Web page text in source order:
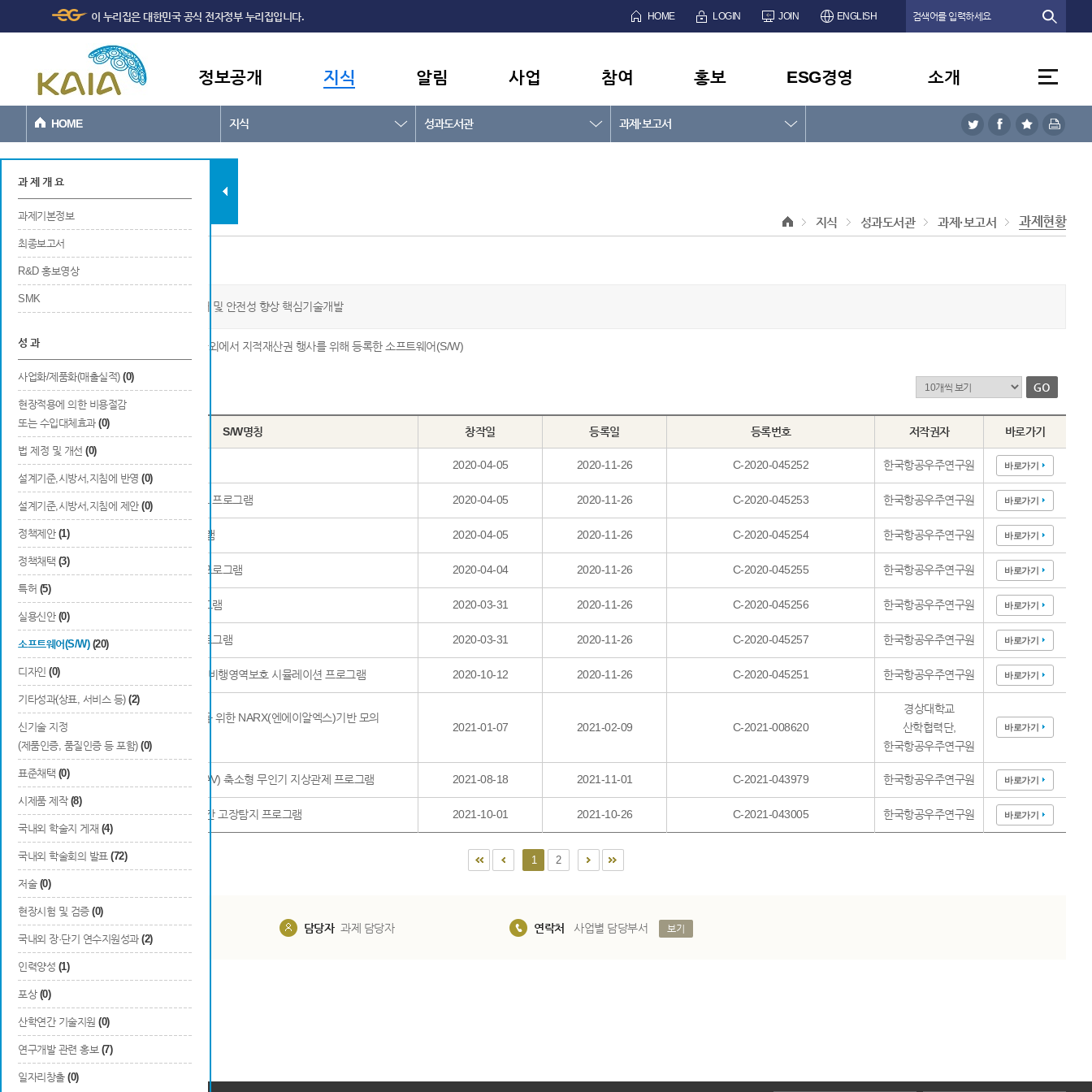
본문바로가기
이 누리집은 대한민국 공식 전자정부 누리집입니다. HOME LOGIN JOIN ENGLISH
정보공개 지식 알림 사업 참여 홍보 ESG경영 소개
HOME 지식 성과도서관 과제·보고서
과제현황
지식 성과도서관 과제·보고서 과제현황
과 제 개 요
과제기본정보
최종보고서
R&D 홍보영상
SMK
성 과
사업화/제품화(매출실적) (0)
현장적용에 의한 비용절감
또는 수입대체효과 (0)
법 제정 및 개선 (0)
설계기준,시방서,지침에 반영 (0)
설계기준,시방서,지침에 제안 (0)
정책제안 (1)
정책채택 (3)
특허 (5)
실용신안 (0)
소프트웨어(S/W) (20)
디자인 (0)
기타성과(상표, 서비스 등) (2)
신기술 지정
(제품인증, 품질인증 등 포함) (0)
표준채택 (0)
시제품 제작 (8)
국내외 학술지 게재 (4)
국내외 학술회의 발표 (72)
저술 (0)
현장시험 및 검증 (0)
국내외 장·단기 연수지원성과 (2)
인력양성 (1)
포상 (0)
산학연간 기술지원 (0)
연구개발 관련 홍보 (7)
일자리창출 (0)
소프트웨어(S/W)
분산전기추진(DEP) 항공기 비행제어 및 안전성 향상 핵심기술개발
※ 해당 연구개발 결과에 대해 국내 및 국외에서 지적재산권 행사를 위해 등록한 소프트웨어(S/W)
Total20건
번호 S/W명칭 창작일 등록일 등록번호 저작권자 바로가기
1 주전원분배보드 프로그램 2020-04-05 2020-11-26 C-2020-045252 한국항공우주연구원 바로가기
2 레이저고도계 신호처리보드 프로그램 2020-04-05 2020-11-26 C-2020-045253 한국항공우주연구원 바로가기
3 대기 데이터 컴퓨터 프로그램 2020-04-05 2020-11-26 C-2020-045254 한국항공우주연구원 바로가기
4 전자변속기 신호처리보드 프로그램 2020-04-04 2020-11-26 C-2020-045255 한국항공우주연구원 바로가기
5 작동기 신호처리보드 프로그램 2020-03-31 2020-11-26 C-2020-045256 한국항공우주연구원 바로가기
6 서보모터 신호처리보드 프로그램 2020-03-31 2020-11-26 C-2020-045257 한국항공우주연구원 바로가기
7 선형모델 기반 비행 상태값 비행영역보호 시뮬레이션 프로그램 2020-10-12 2020-11-26 C-2020-045251 한국항공우주연구원 바로가기
8
무인비행체 비행상태 예측을 위한 NARX(엔에이알엑스)기반 모의
2021-01-07 2021-02-09 C-2021-008620
경상대학교
산학협력단,
한국항공우주연구원
바로가기
9 자율비행 개인항공기(OPPAV) 축소형 무인기 지상관제 프로그램 2021-08-18 2021-11-01 C-2021-043979 한국항공우주연구원 바로가기
10 항공기 조종면 작동기 실시간 고장탐지 프로그램 2021-10-01 2021-10-26 C-2021-043005 한국항공우주연구원 바로가기
1 2
담당부서 해당 사업실 담당자 과제 담당자 연락처 사업별 담당부서 보기